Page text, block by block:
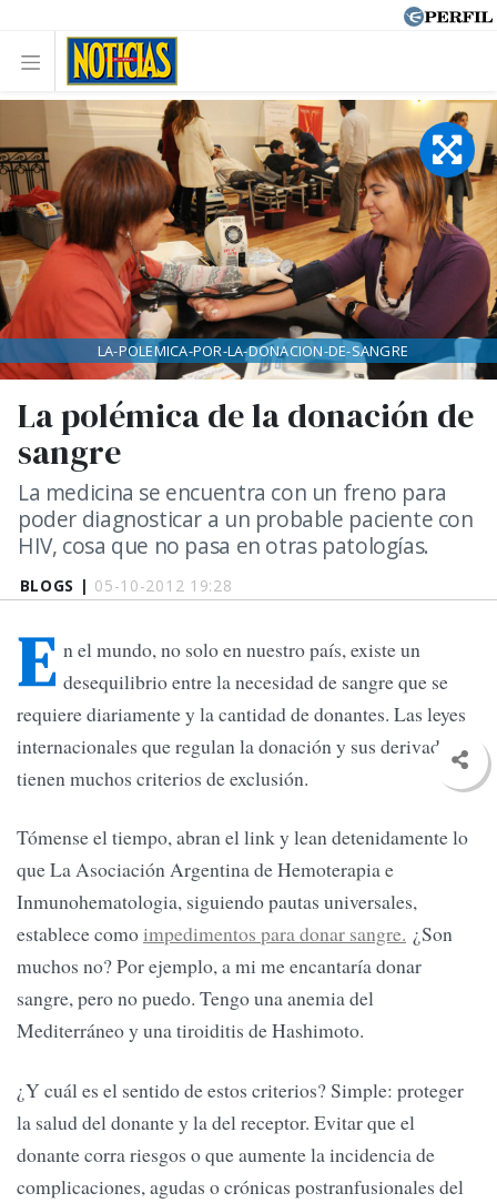
BLOGS | 05-10-2012 19:28
La polémica de la donación de
sangre
La medicina se encuentra con un freno para
poder diagnosticar a un probable paciente con
HIV, cosa que no pasa en otras patologías.
LA-POLEMICA-POR-LA-DONACION-DE-SANGRE
E n el mundo, no solo en nuestro país, existe un
desequilibrio entre la necesidad de sangre que se
requiere diariamente y la cantidad de donantes. Las leyes
internacionales que regulan la donación y sus derivados
tienen muchos criterios de exclusión.
Tómense el tiempo, abran el link y lean detenidamente lo
que La Asociación Argentina de Hemoterapia e
Inmunohematologia, siguiendo pautas universales,
establece comoimpedimentos para donar sangre. ¿Son
muchos no? Por ejemplo, a mi me encantaría donar
sangre, pero no puedo. Tengo una anemia del
Mediterráneo y una tiroiditis de Hashimoto.
¿Y cuál es el sentido de estos criterios? Simple: proteger
la salud del donante y la del receptor. Evitar que el
donante corra riesgos o que aumente la incidencia de
complicaciones, agudas o crónicas postranfusionales del